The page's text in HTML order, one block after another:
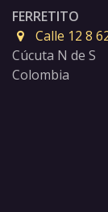
FERRETITO
Calle 12 8
Cúcuta N de S
Colombia